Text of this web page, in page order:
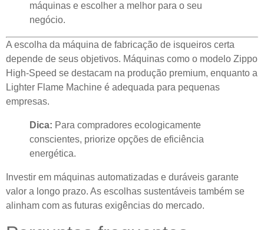
máquinas e escolher a melhor para o seu
negócio.
A escolha da máquina de fabricação de isqueiros certa
depende de seus objetivos. Máquinas como o modelo Zippo
High-Speed ​​​​se destacam na produção premium, enquanto a
Lighter Flame Machine é adequada para pequenas
empresas.
Dica: Para compradores ecologicamente
conscientes, priorize opções de eficiência
energética.
Investir em máquinas automatizadas e duráveis ​​garante
valor a longo prazo. As escolhas sustentáveis ​​também se
alinham com as futuras exigências do mercado.